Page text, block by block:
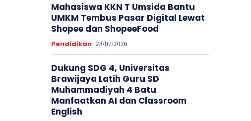
Mahasiswa KKN T Umsida Bantu
UMKM Tembus Pasar Digital Lewat
Shopee dan ShopeeFood
Pendidikan 28/07/2026
Dukung SDG 4, Universitas
Brawijaya Latih Guru SD
Muhammadiyah 4 Batu
Manfaatkan AI dan Classroom
English